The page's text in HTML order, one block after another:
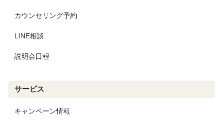
カウンセリング予約
LINE相談
説明会日程
サービス
キャンペーン情報